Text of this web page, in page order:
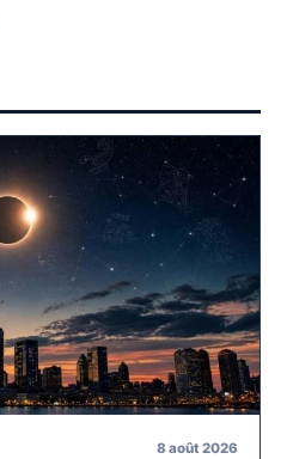
8 août 2026